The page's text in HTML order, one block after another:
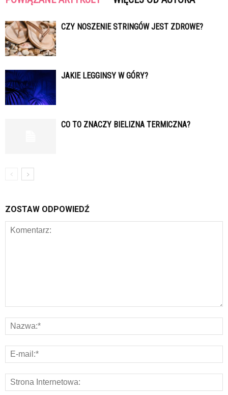
CZY NOSZENIE STRINGÓW JEST ZDROWE?
JAKIE LEGGINSY W GÓRY?
CO TO ZNACZY BIELIZNA TERMICZNA?
ZOSTAW ODPOWIEDŹ